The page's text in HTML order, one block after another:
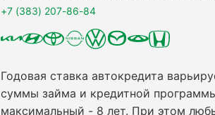
+7 (383) 207-86-84
Годовая ставка автокредита
суммы займа и кредитной
максимальный - 8 лет. При этом